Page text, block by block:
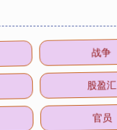
战争
股盈汇
官员